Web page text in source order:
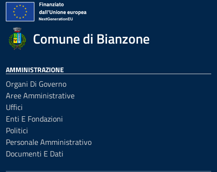
Comune di Bianzone
AMMINISTRAZIONE
Organi Di Governo
Aree Amministrative
Uffici
Enti E Fondazioni
Politici
Personale Amministrativo
Documenti E Dati